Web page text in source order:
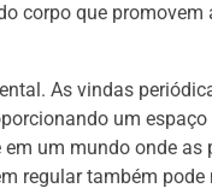
corpo que promovem
As vindas
um
um mundo onde as
regular também pode